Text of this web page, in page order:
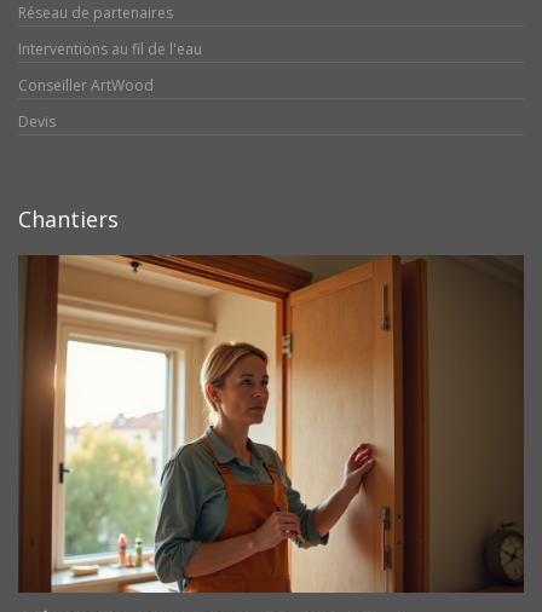
Réseau de partenaires
Interventions au fil de l'eau
Conseiller ArtWood
Devis
Chantiers